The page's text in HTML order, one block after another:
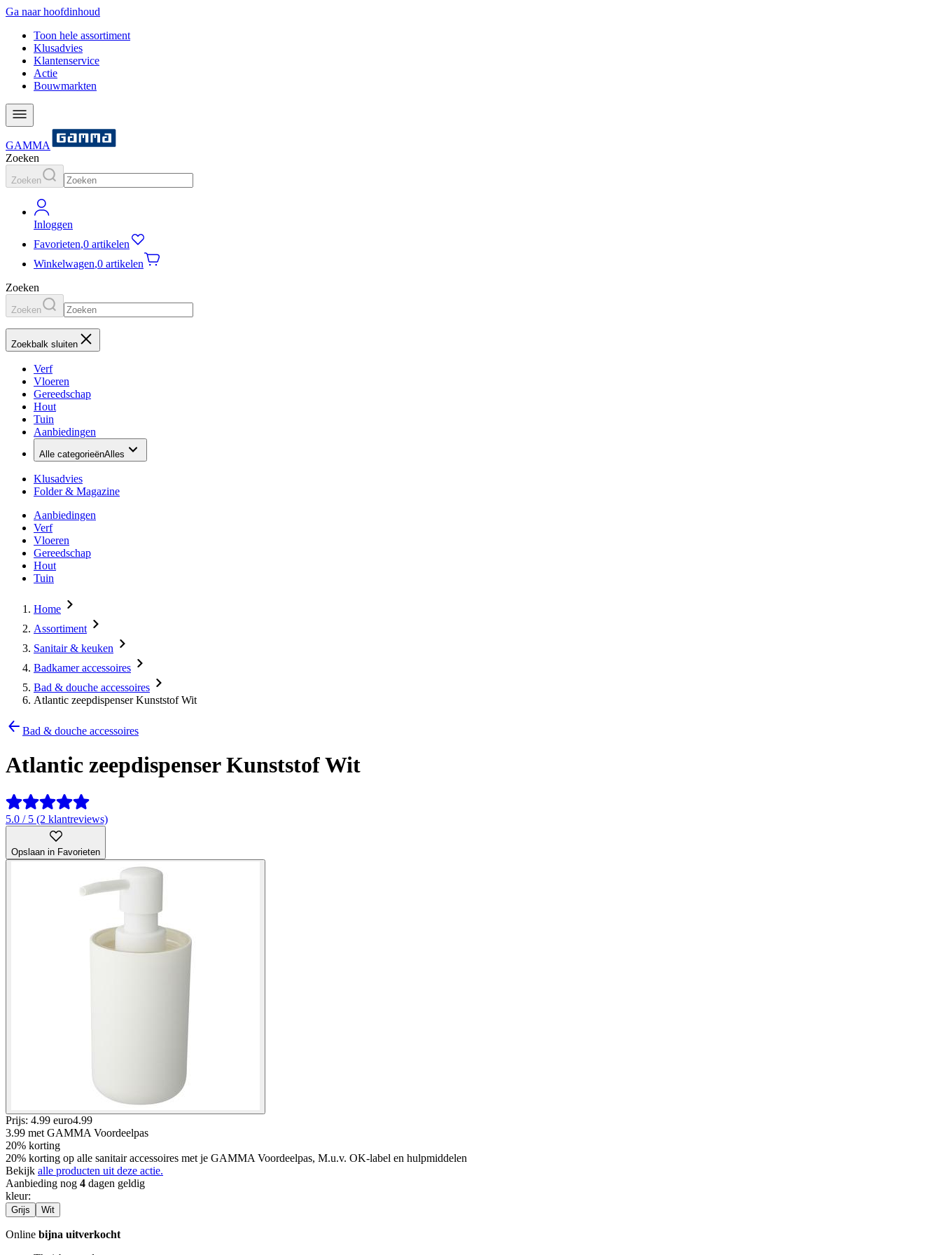
Ga naar hoofdinhoud
Toon hele assortiment
Klusadvies
Klantenservice
Actie
Bouwmarkten
GAMMA
Zoeken
Zoeken
Inloggen
Favorieten,0 artikelen
Winkelwagen,0 artikelen
Zoeken
Zoeken
Zoekbalk sluiten
Verf
Vloeren
Gereedschap
Hout
Tuin
Aanbiedingen
Alle categorieënAlles
Klusadvies
Folder & Magazine
Aanbiedingen
Verf
Vloeren
Gereedschap
Hout
Tuin
Home
Assortiment
Sanitair & keuken
Badkamer accessoires
Bad & douche accessoires
Atlantic zeepdispenser Kunststof Wit
Bad & douche accessoires
Atlantic zeepdispenser Kunststof Wit
5.0 / 5 (2 klantreviews)
Opslaan in Favorieten
Prijs: 4.99 euro4.99
3.99 met GAMMA Voordeelpas
20% korting
20% korting op alle sanitair accessoires met je GAMMA Voordeelpas, M.u.v. OK-label en hulpmiddelen
Bekijk alle producten uit deze actie.
Aanbieding nog 4 dagen geldig
kleur:
Grijs Wit
Online bijna uitverkocht